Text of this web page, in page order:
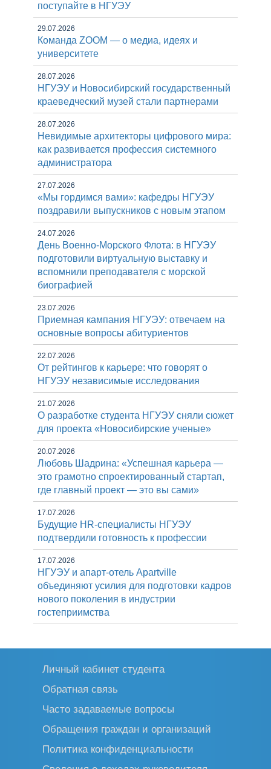
поступайте в НГУЭУ
29.07.2026
Команда ZOOM — о медиа, идеях и
университете
28.07.2026
НГУЭУ и Новосибирский государственный
краеведческий музей стали партнерами
28.07.2026
Невидимые архитекторы цифрового мира:
как развивается профессия системного
администратора
27.07.2026
«Мы гордимся вами»: кафедры НГУЭУ
поздравили выпускников с новым этапом
24.07.2026
День Военно-Морского Флота: в НГУЭУ
подготовили виртуальную выставку и
вспомнили преподавателя с морской
биографией
23.07.2026
Приемная кампания НГУЭУ: отвечаем на
основные вопросы абитуриентов
22.07.2026
От рейтингов к карьере: что говорят о
НГУЭУ независимые исследования
21.07.2026
О разработке студента НГУЭУ сняли сюжет
для проекта «Новосибирские ученые»
20.07.2026
Любовь Шадрина: «Успешная карьера —
это грамотно спроектированный стартап,
где главный проект — это вы сами»
17.07.2026
Будущие HR-специалисты НГУЭУ
подтвердили готовность к профессии
17.07.2026
НГУЭУ и апарт-отель Apartville
объединяют усилия для подготовки кадров
нового поколения в индустрии
гостеприимства
Личный кабинет студента
Обратная связь
Часто задаваемые вопросы
Обращения граждан и организаций
Политика конфиденциальности